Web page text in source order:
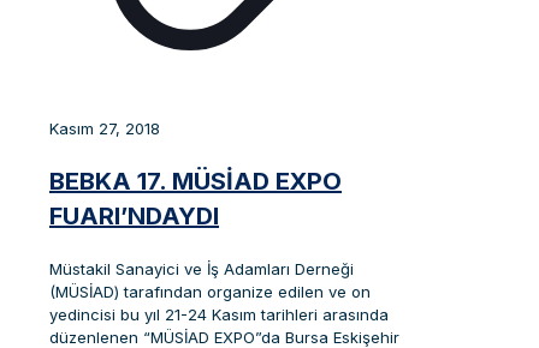
Kasım 27, 2018
BEBKA 17. MÜSİAD EXPO
FUARI’NDAYDI
Müstakil Sanayici ve İş Adamları Derneği
(MÜSİAD) tarafından organize edilen ve on
yedincisi bu yıl 21-24 Kasım tarihleri arasında
düzenlenen “MÜSİAD EXPO”da Bursa Eskişehir